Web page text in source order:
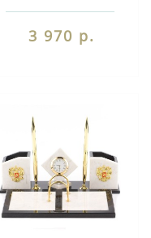
3 970 р.